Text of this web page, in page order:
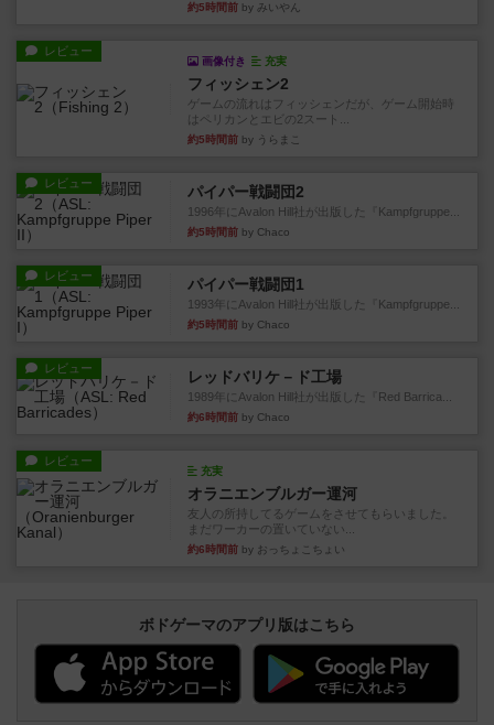
約5時間前 by みいやん
レビュー
画像付き 充実
フィッシェン2
ゲームの流れはフィッシェンだが、ゲーム開始時
はペリカンとエビの2スート...
約5時間前 by うらまこ
レビュー パイパー戦闘団2
1996年にAvalon Hill社が出版した『Kampfgruppe...
約5時間前 by Chaco
レビュー パイパー戦闘団1
1993年にAvalon Hill社が出版した『Kampfgruppe...
約5時間前 by Chaco
レビュー レッドバリケ－ド工場
1989年にAvalon Hill社が出版した『Red Barrica...
約6時間前 by Chaco
レビュー
充実
オラニエンブルガー運河
友人の所持してるゲームをさせてもらいました。
まだワーカーの置いていない...
約6時間前 by おっちょこちょい
ボドゲーマのアプリ版はこちら